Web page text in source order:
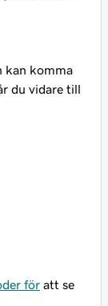
kan komma
du vidare till
för att se